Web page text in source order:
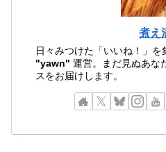
煮え
日々みつけた「いいね！」を
"yawn" 運営。まだ見ぬあな
スをお届けします。